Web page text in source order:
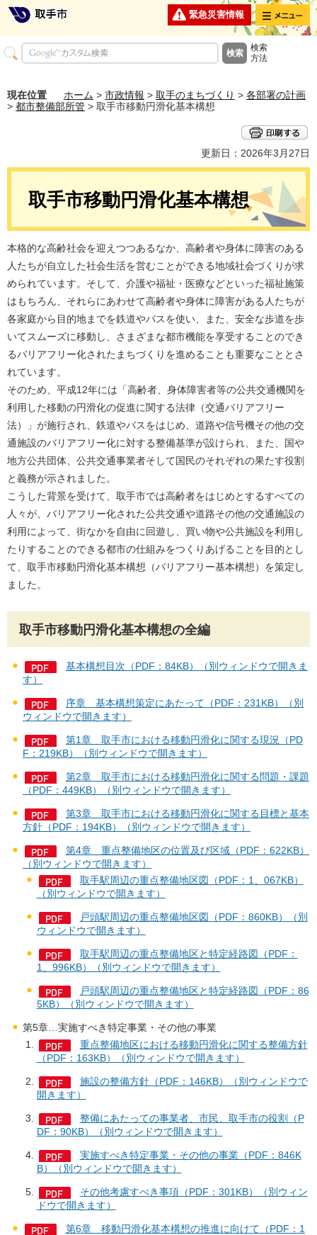
緊急災害情報 メニュー
検索
方法
現在位置 ホーム > 市政情報 > 取手のまちづくり > 各部署の計画
> 都市整備部所管 > 取手市移動円滑化基本構想
更新日：2026年3月27日
取手市移動円滑化基本構想
本格的な高齢社会を迎えつつあるなか、高齢者や身体に障害のある
人たちが自立した社会生活を営むことができる地域社会づくりが求
められています。そして、介護や福祉・医療などといった福祉施策
はもちろん、それらにあわせて高齢者や身体に障害がある人たちが
各家庭から目的地までを鉄道やバスを使い、また、安全な歩道を歩
いてスムーズに移動し、さまざまな都市機能を享受することのでき
るバリアフリー化されたまちづくりを進めることも重要なこととさ
れています。
そのため、平成12年には「高齢者、身体障害者等の公共交通機関を
利用した移動の円滑化の促進に関する法律（交通バリアフリー
法）」が施行され、鉄道やバスをはじめ、道路や信号機その他の交
通施設のバリアフリー化に対する整備基準が設けられ、また、国や
地方公共団体、公共交通事業者そして国民のそれぞれの果たす役割
と義務が示されました。
こうした背景を受けて、取手市では高齢者をはじめとするすべての
人々が、バリアフリー化された公共交通や道路その他の交通施設の
利用によって、街なかを自由に回遊し、買い物や公共施設を利用し
たりすることのできる都市の仕組みをつくりあげることを目的とし
て、取手市移動円滑化基本構想（バリアフリー基本構想）を策定し
ました。
取手市移動円滑化基本構想の全編
基本構想目次（PDF：84KB）（別ウィンドウで開きま
す）
序章＿基本構想策定にあたって（PDF：231KB）（別
ウィンドウで開きます）
第1章＿取手市における移動円滑化に関する現況（PD
F：219KB）（別ウィンドウで開きます）
第2章＿取手市における移動円滑化に関する問題・課題
（PDF：449KB）（別ウィンドウで開きます）
第3章＿取手市における移動円滑化に関する目標と基本
方針（PDF：194KB）（別ウィンドウで開きます）
第4章＿重点整備地区の位置及び区域（PDF：622KB）
（別ウィンドウで開きます）
取手駅周辺の重点整備地区図（PDF：1、067KB）
（別ウィンドウで開きます）
戸頭駅周辺の重点整備地区図（PDF：860KB）（別
ウィンドウで開きます）
取手駅周辺の重点整備地区と特定経路図（PDF：
1、996KB）（別ウィンドウで開きます）
戸頭駅周辺の重点整備地区と特定経路図（PDF：86
5KB）（別ウィンドウで開きます）
第5章…実施すべき特定事業・その他の事業
重点整備地区における移動円滑化に関する整備方針
（PDF：163KB）（別ウィンドウで開きます）
施設の整備方針（PDF：146KB）（別ウィンドウで
開きます）
整備にあたっての事業者、市民、取手市の役割（P
DF：90KB）（別ウィンドウで開きます）
実施すべき特定事業・その他の事業（PDF：846K
B）（別ウィンドウで開きます）
その他考慮すべき事項（PDF：301KB）（別ウィン
ドウで開きます）
第6章＿移動円滑化基本構想の推進に向けて（PDF：1